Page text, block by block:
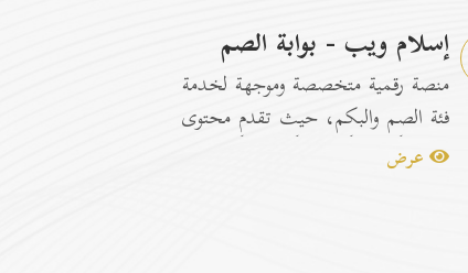
إسلام ويب - بوابة الصم
منصة رقمية متخصصة وموجهة لخدمة
فئة الصم والبكم، حيث تقدم محتوى
إسلامياً وتوعوياً تفاعلياً مترجماً با...
عرض